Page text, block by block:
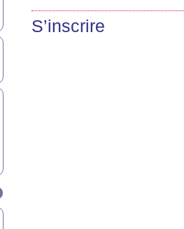
S’inscrire